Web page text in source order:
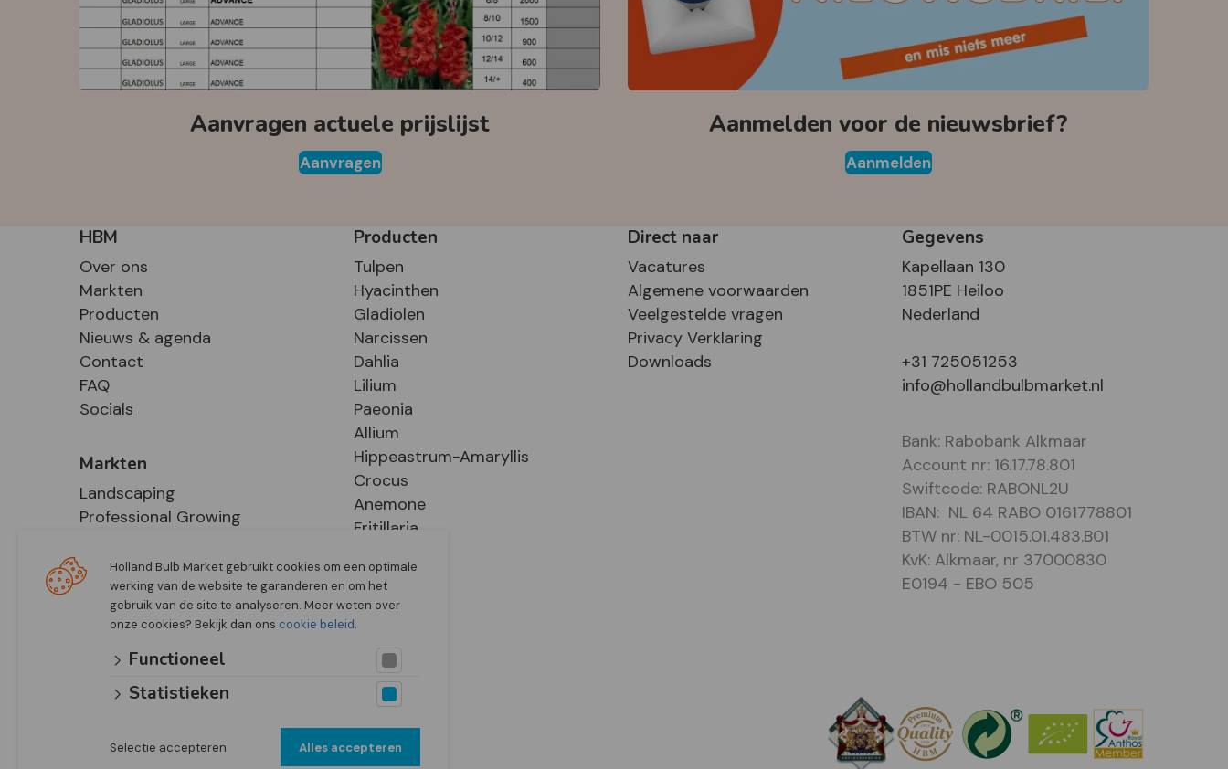
Aanvragen actuele prijslijst
Aanvragen
Aanmelden voor de nieuwsbrief?
Aanmelden
HBM
Over ons
Markten
Producten
Nieuws & agenda
Contact
FAQ
Socials
Markten
Landscaping
Professional Growing
Retail
Producten
Tulpen
Hyacinthen
Gladiolen
Narcissen
Dahlia
Lilium
Paeonia
Allium
Hippeastrum-Amaryllis
Crocus
Anemone
Fritillaria
Direct naar
Vacatures
Algemene voorwaarden
Veelgestelde vragen
Privacy Verklaring
Downloads
Gegevens
Kapellaan 130
1851PE Heiloo
Nederland
+31 725051253
info@hollandbulbmarket.nl
Bank: Rabobank Alkmaar
Account nr: 16.17.78.801
Swiftcode: RABONL2U
IBAN: NL 64 RABO 0161778801
BTW nr: NL-0015.01.483.B01
KvK: Alkmaar, nr 37000830
E0194 - EBO 505
Holland Bulb Market gebruikt cookies om een optimale
werking van de website te garanderen en om het
gebruik van de site te analyseren. Meer weten over
onze cookies? Bekijk dan ons cookie beleid.
Functioneel
Statistieken
Selectie accepteren Alles accepteren